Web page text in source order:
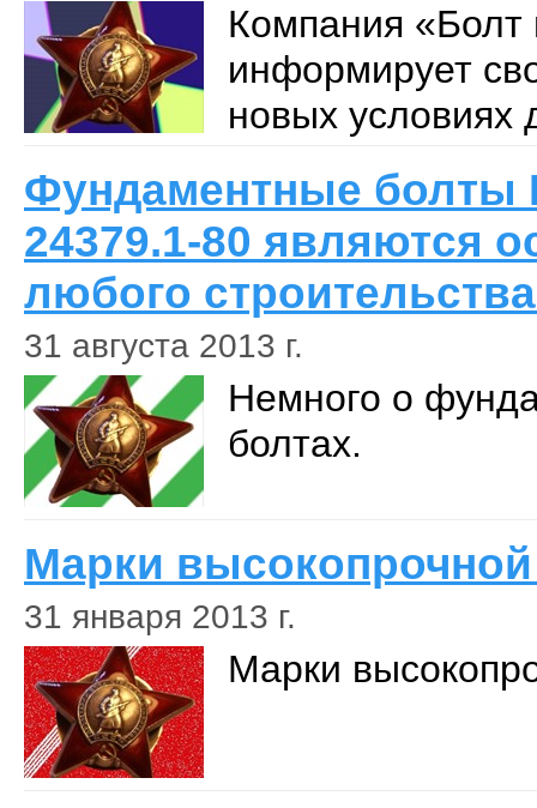
Компания «Болт
информирует
новых условиях
Фундаментные болты
24379.1-80 являются
любого
31 августа 2013 г.
Немного о
болтах.
Марки высокопрочной
31 января 2013 г.
Марки